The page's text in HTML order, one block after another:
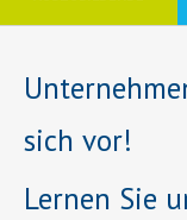
sich vor!
Lernen Sie